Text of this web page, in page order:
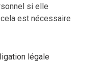
si elle
est nécessaire
légale